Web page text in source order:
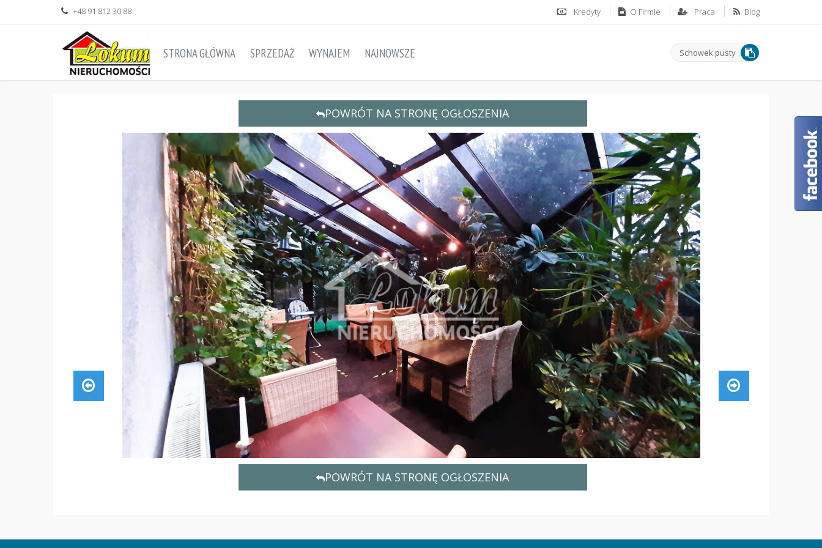
+48 91 812 30 88 Kredyty O Firmie Praca Blog
Schowek pusty
STRONA GŁÓWNA SPRZEDAŻ WYNAJEM NAJNOWSZE
POWRÓT NA STRONĘ OGŁOSZENIA
POWRÓT NA STRONĘ OGŁOSZENIA